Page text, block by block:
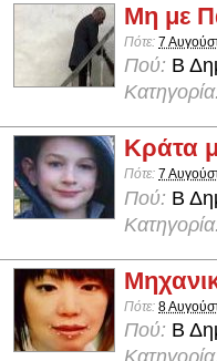
Μη με
Πότε: 7
Πού: Β
Κράτα
Πότε: 7
Πού: Β
Πότε: 8
Πού: Β